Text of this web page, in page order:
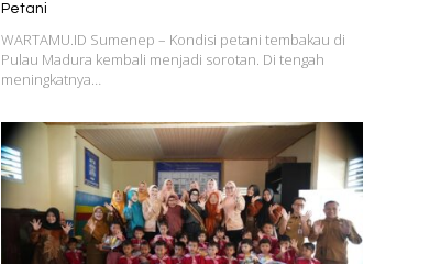
Petani
WARTAMU.ID Sumenep – Kondisi petani tembakau di
Pulau Madura kembali menjadi sorotan. Di tengah
meningkatnya…